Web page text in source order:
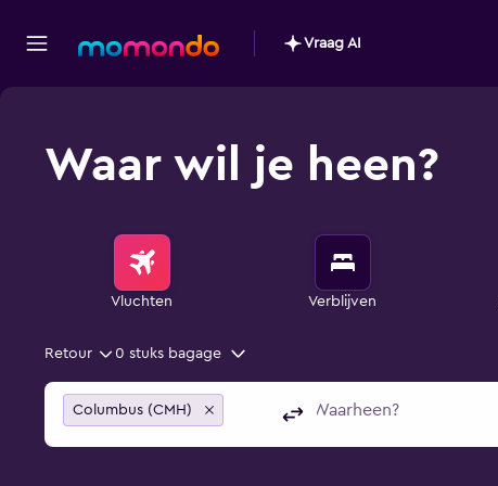
Vraag AI
Waar wil je heen?
Vluchten Verblijven
Retour 0 stuks bagage
Columbus (CMH)